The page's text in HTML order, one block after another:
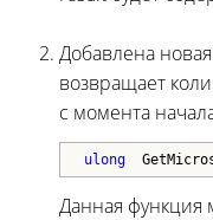
Добавлена
возвращает
с момента
ulong
Данная функция